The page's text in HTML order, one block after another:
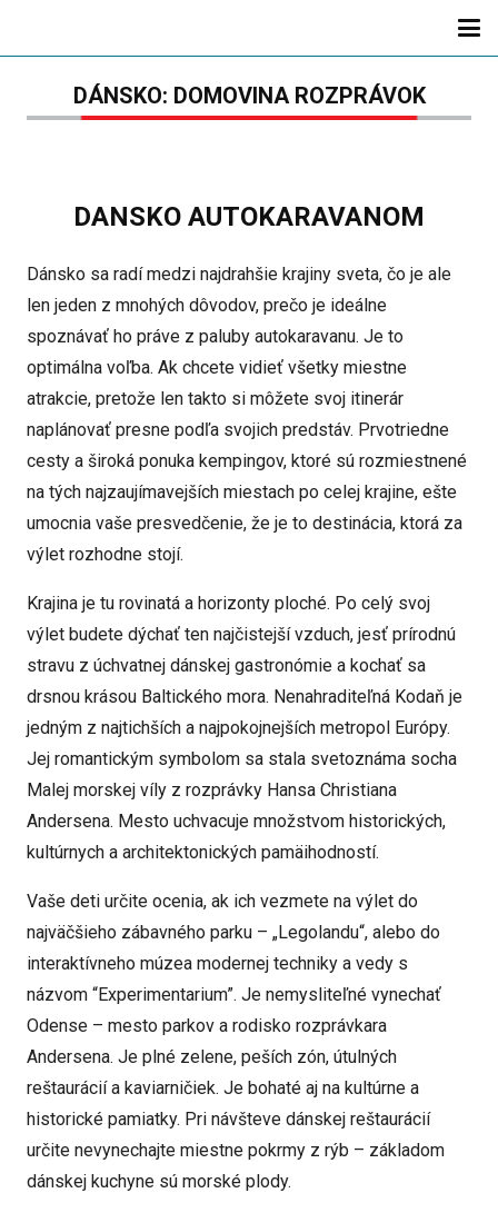
DÁNSKO: DOMOVINA ROZPRÁVOK
DANSKO AUTOKARAVANOM
Dánsko sa radí medzi najdrahšie krajiny sveta, čo je ale
len jeden z mnohých dôvodov, prečo je ideálne
spoznávať ho práve z paluby autokaravanu. Je to
optimálna voľba. Ak chcete vidieť všetky miestne
atrakcie, pretože len takto si môžete svoj itinerár
naplánovať presne podľa svojich predstáv. Prvotriedne
cesty a široká ponuka kempingov, ktoré sú rozmiestnené
na tých najzaujímavejších miestach po celej krajine, ešte
umocnia vaše presvedčenie, že je to destinácia, ktorá za
výlet rozhodne stojí.
Krajina je tu rovinatá a horizonty ploché. Po celý svoj
výlet budete dýchať ten najčistejší vzduch, jesť prírodnú
stravu z úchvatnej dánskej gastronómie a kochať sa
drsnou krásou Baltického mora. Nenahraditeľná Kodaň je
jedným z najtichších a najpokojnejších metropol Európy.
Jej romantickým symbolom sa stala svetoznáma socha
Malej morskej víly z rozprávky Hansa Christiana
Andersena. Mesto uchvacuje množstvom historických,
kultúrnych a architektonických pamäihodností.
Vaše deti určite ocenia, ak ich vezmete na výlet do
najväčšieho zábavného parku – „Legolandu“, alebo do
interaktívneho múzea modernej techniky a vedy s
názvom “Experimentarium”. Je nemysliteľné vynechať
Odense – mesto parkov a rodisko rozprávkara
Andersena. Je plné zelene, peších zón, útulných
reštaurácií a kaviarničiek. Je bohaté aj na kultúrne a
historické pamiatky. Pri návšteve dánskej reštaurácií
určite nevynechajte miestne pokrmy z rýb – základom
dánskej kuchyne sú morské plody.